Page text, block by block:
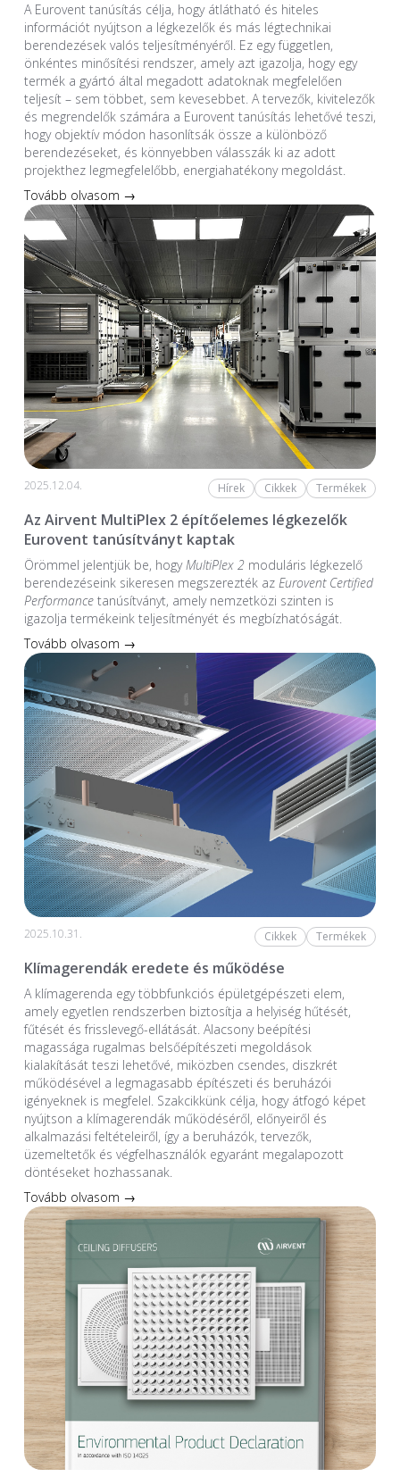
A Eurovent tanúsítás célja, hogy átlátható és hiteles
információt nyújtson a légkezelők és más légtechnikai
berendezések valós teljesítményéről. Ez egy független,
önkéntes minősítési rendszer, amely azt igazolja, hogy egy
termék a gyártó által megadott adatoknak megfelelően
teljesít – sem többet, sem kevesebbet. A tervezők, kivitelezők
és megrendelők számára a Eurovent tanúsítás lehetővé teszi,
hogy objektív módon hasonlítsák össze a különböző
berendezéseket, és könnyebben válasszák ki az adott
projekthez legmegfelelőbb, energiahatékony megoldást.
Tovább olvasom →
2025.12.04. Hírek Cikkek Termékek
Az Airvent MultiPlex 2 építőelemes légkezelők
Eurovent tanúsítványt kaptak
Örömmel jelentjük be, hogyMultiPlex 2moduláris légkezelő
berendezéseink sikeresen megszerezték az Eurovent Certified
Performancetanúsítványt, amely nemzetközi szinten is
igazolja termékeink teljesítményét és megbízhatóságát.
Tovább olvasom →
2025.10.31. Cikkek Termékek
Klímagerendák eredete és működése
A klímagerenda egy többfunkciós épületgépészeti elem,
amely egyetlen rendszerben biztosítja a helyiség hűtését,
fűtését és frisslevegő-ellátását. Alacsony beépítési
magassága rugalmas belsőépítészeti megoldások
kialakítását teszi lehetővé, miközben csendes, diszkrét
működésével a legmagasabb építészeti és beruházói
igényeknek is megfelel. Szakcikkünk célja, hogy átfogó képet
nyújtson a klímagerendák működéséről, előnyeiről és
alkalmazási feltételeiről, így a beruházók, tervezők,
üzemeltetők és végfelhasználók egyaránt megalapozott
döntéseket hozhassanak.
Tovább olvasom →